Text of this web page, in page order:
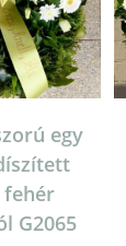
egy
fehér
G2065